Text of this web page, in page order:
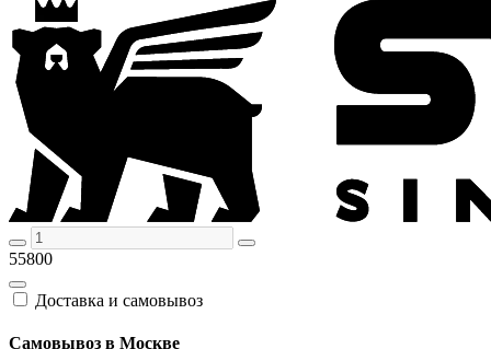
55800
Доставка и самовывоз
Самовывоз в Москве